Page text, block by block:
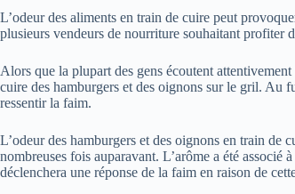
L’odeur des aliments en train de cuire peut
plusieurs vendeurs de nourriture souhaitant profiter
Alors que la plupart des gens écoutent
cuire des hamburgers et des oignons sur le gril. Au
ressentir la faim.
L’odeur des hamburgers et des oignons en train de
nombreuses fois auparavant. L’arôme a été associé
déclenchera une réponse de la faim en raison de